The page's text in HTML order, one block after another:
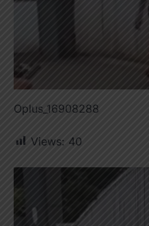
Oplus_16908288
Views: 40